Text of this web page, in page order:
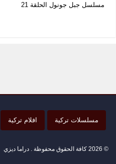
مسلسل جبل جونول الحلقة 21
مسلسلات تركية افلام تركية
© 2026 كافة الحقوق محفوظة . دراما ديزي